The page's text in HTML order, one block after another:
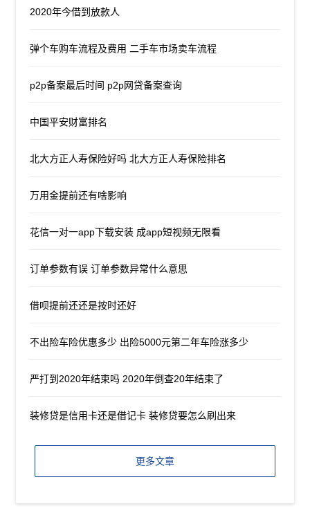
2020年今借到放款人
弹个车购车流程及费用 二手车市场卖车流程
p2p备案最后时间 p2p网贷备案查询
中国平安财富排名
北大方正人寿保险好吗 北大方正人寿保险排名
万用金提前还有啥影响
花信一对一app下载安装 成app短视频无限看
订单参数有误 订单参数异常什么意思
借呗提前还还是按时还好
不出险车险优惠多少 出险5000元第二年车险涨多少
严打到2020年结束吗 2020年倒查20年结束了
装修贷是信用卡还是借记卡 装修贷要怎么刷出来
更多文章